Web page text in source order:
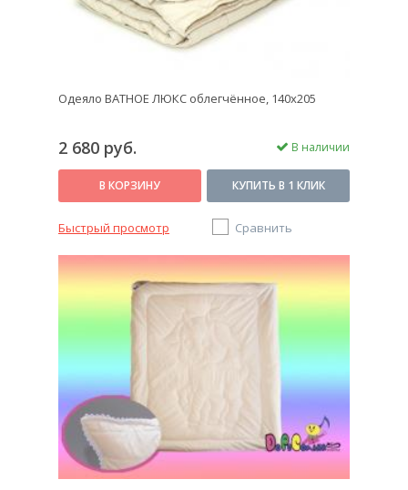
Одеяло ВАТНОЕ ЛЮКС облегчённое, 140x205
2 680 руб. В наличии
В КОРЗИНУ КУПИТЬ В 1 КЛИК
Быстрый просмотр Сравнить